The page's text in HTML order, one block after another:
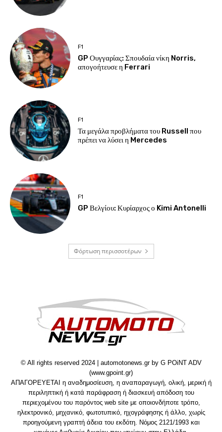
F1
GP Ουγγαρίας: Σπουδαία νίκη Norris,
απογοήτευσε η Ferrari
F1
Τα μεγάλα προβλήματα του Russell που
πρέπει να λύσει η Mercedes
F1
GP Βελγίου: Κυρίαρχος ο Kimi Antonelli
Φόρτωση περισσοτέρων
© All rights reserved 2024 | automotonews.gr by G POiNT ADV
(www.gpoint.gr)
ΑΠΑΓΟΡΕΥΕΤΑΙ η αναδημοσίευση, η αναπαραγωγή, ολική, μερική ή
περιληπτική ή κατά παράφραση ή διασκευή απόδοση του
περιεχομένου του παρόντος web site με οποιονδήποτε τρόπο,
ηλεκτρονικό, μηχανικό, φωτοτυπικό, ηχογράφησης ή άλλο, χωρίς
προηγούμενη γραπτή άδεια του εκδότη. Νόμος 2121/1993 και